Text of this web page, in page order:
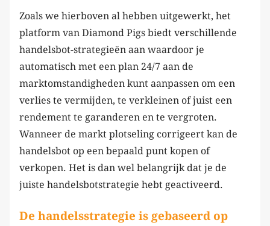
Zoals we hierboven al hebben uitgewerkt, het
platform van Diamond Pigs biedt verschillende
handelsbot-strategieën aan waardoor je
automatisch met een plan 24/7 aan de
marktomstandigheden kunt aanpassen om een
verlies te vermijden, te verkleinen of juist een
rendement te garanderen en te vergroten.
Wanneer de markt plotseling corrigeert kan de
handelsbot op een bepaald punt kopen of
verkopen. Het is dan wel belangrijk dat je de
juiste handelsbotstrategie hebt geactiveerd.
De handelsstrategie is gebaseerd op